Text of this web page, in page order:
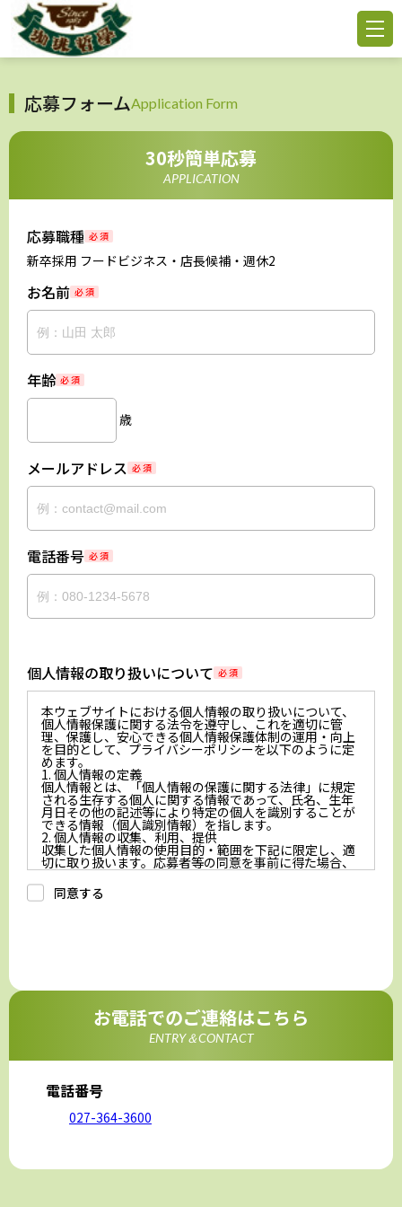
応募フォームApplication Form
30秒簡単応募
APPLICATION
応募職種 必 須
新卒採用 フードビジネス・店長候補・週休2
お名前 必 須
年齢 必 須
歳
メールアドレス 必 須
電話番号 必 須
個人情報の取り扱いについて 必 須
本ウェブサイトにおける個人情報の取り扱いについて、
個人情報保護に関する法令を遵守し、これを適切に管
理、保護し、安心できる個人情報保護体制の運用・向上
を目的として、プライバシーポリシーを以下のように定
めます。
1. 個人情報の定義
個人情報とは、「個人情報の保護に関する法律」に規定
される生存する個人に関する情報であって、氏名、生年
月日その他の記述等により特定の個人を識別することが
できる情報（個人識別情報）を指します。
2. 個人情報の収集、利用、提供
収集した個人情報の使用目的・範囲を下記に限定し、適
切に取り扱います。応募者等の同意を事前に得た場合、
又は法令により許された場合を除き、個人情報を第三者
に提供しません。
a.応募者等からのお問い合わせに対応・管理するため
な期間、妥当な範囲内でこれに応じます。
応募者等の個人情報の取得、利用その他一切の取り扱い
について、個人情報の保護に関する法律、その他の関連
法令、及び本プライバシーポリシーを遵守します。
応募者等の個人情報を正確かつ最新の内容に保つよう努
及び毀損から保護するため、必要な安全管理措置を講じ
ます。
6. Cookieについて
本ウェブサイトでは、一部のコンテンツにおいてCookie
同意する
お電話でのご連絡はこちら
ENTRY＆CONTACT
電話番号
027-364-3600